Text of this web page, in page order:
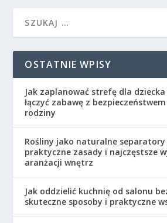
OSTATNIE WPISY
Jak zaplanować strefę dla
łączyć zabawę z
rodziny
Rośliny jako naturalne
praktyczne zasady i najczęstsze
aranżacji wnętrz
Jak oddzielić kuchnię od salonu
skuteczne sposoby i praktyczne